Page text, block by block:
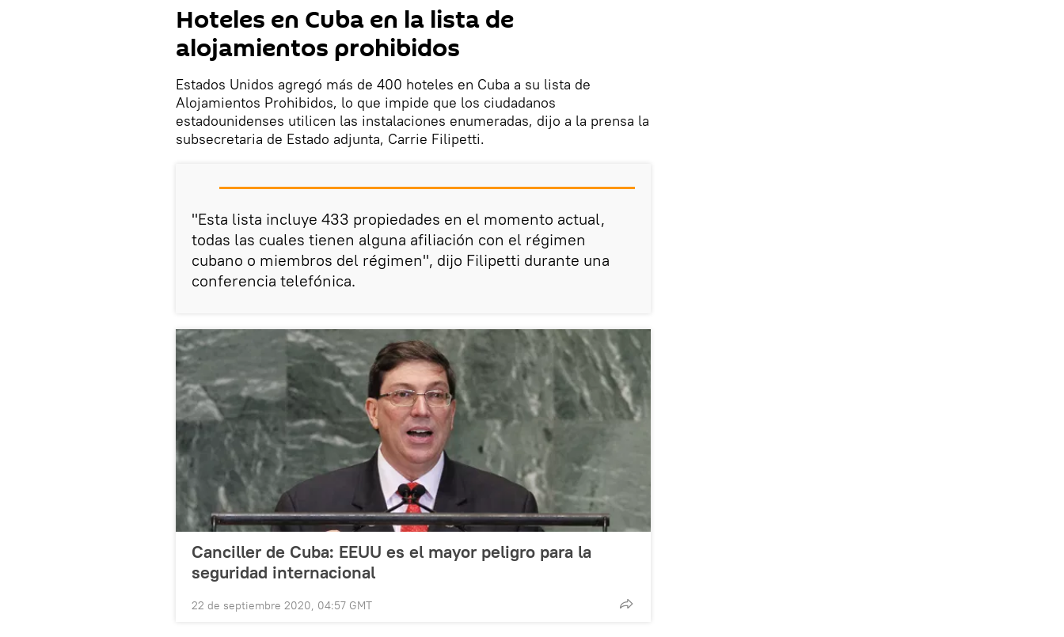
Hoteles en Cuba en la lista de
alojamientos prohibidos
Estados Unidos agregó más de 400 hoteles en Cuba a su lista de
Alojamientos Prohibidos, lo que impide que los ciudadanos
estadounidenses utilicen las instalaciones enumeradas, dijo a la prensa la
subsecretaria de Estado adjunta, Carrie Filipetti.
"Esta lista incluye 433 propiedades en el momento actual,
todas las cuales tienen alguna afiliación con el régimen
cubano o miembros del régimen", dijo Filipetti durante una
conferencia telefónica.
Canciller de Cuba: EEUU es el mayor peligro para la
seguridad internacional
22 de septiembre 2020, 04:57 GMT